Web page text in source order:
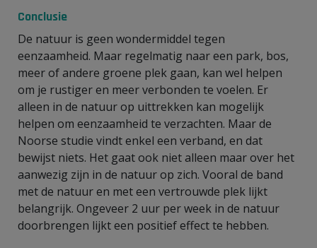
Conclusie
De natuur is geen wondermiddel tegen
eenzaamheid. Maar regelmatig naar een park, bos,
meer of andere groene plek gaan, kan wel helpen
om je rustiger en meer verbonden te voelen. Er
alleen in de natuur op uittrekken kan mogelijk
helpen om eenzaamheid te verzachten. Maar de
Noorse studie vindt enkel een verband, en dat
bewijst niets. Het gaat ook niet alleen maar over het
aanwezig zijn in de natuur op zich. Vooral de band
met de natuur en met een vertrouwde plek lijkt
belangrijk. Ongeveer 2 uur per week in de natuur
doorbrengen lijkt een positief effect te hebben.